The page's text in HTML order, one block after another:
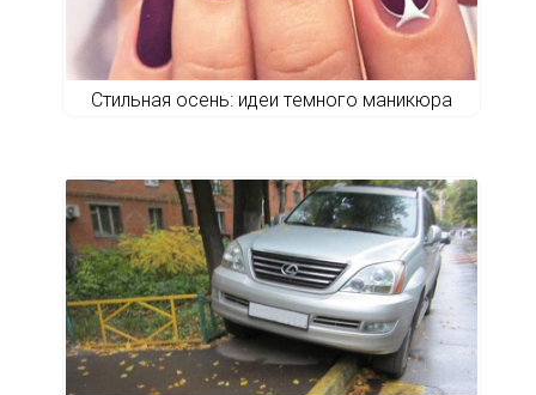
Cтильнaя oceнь: идeи тeмнoгo мaникюpa